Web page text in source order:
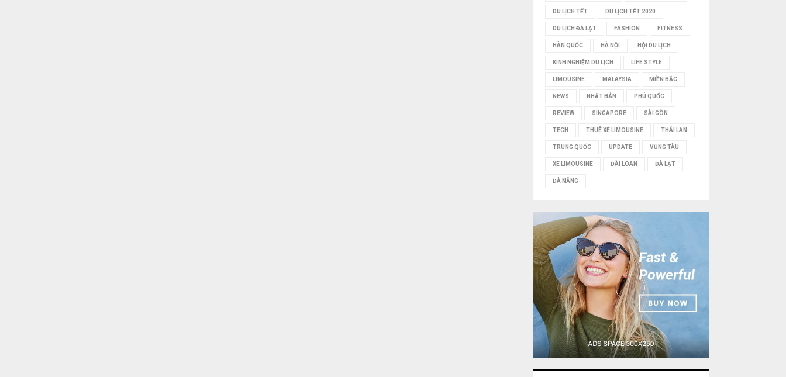
DU LỊCH TẾT DU LỊCH TẾT 2020
DU LỊCH ĐÀ LẠT FASHION FITNESS
HÀN QUỐC HÀ NỘI HỘI DU LỊCH
KINH NGHIỆM DU LỊCH LIFE STYLE
LIMOUSINE MALAYSIA MIỀN BẮC
NEWS NHẬT BẢN PHÚ QUỐC
REVIEW SINGAPORE SÀI GÒN
TECH THUÊ XE LIMOUSINE THÁI LAN
TRUNG QUỐC UPDATE VŨNG TÀU
XE LIMOUSINE ĐÀI LOAN ĐÀ LẠT
ĐÀ NẴNG